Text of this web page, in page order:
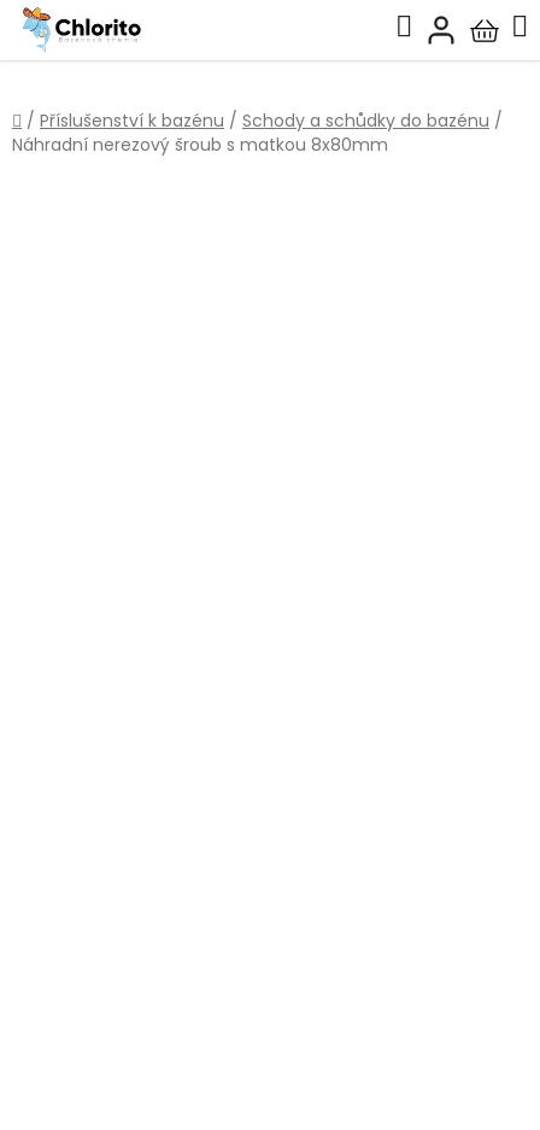
Přejít
obsah
Hledat
košík
Domů
/ Příslušenství k bazénu / Schody a schůdky do bazénu /
Náhradní nerezový šroub s matkou 8x80mm